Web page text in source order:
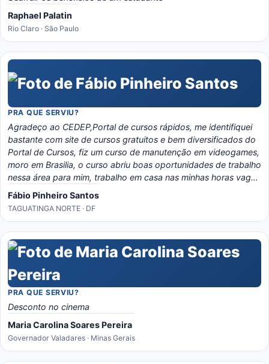
Raphael Palatin
Rio Claro · São Paulo
PRA QUE SERVIU?
Agradeço ao CEDEP,Portal de cursos rápidos, me identifiquei
bastante com site de cursos gratuitos e bem diversificados do
Portal de Cursos, fiz um curso de manutenção em videogames,
moro em Brasilia, o curso abriu boas oportunidades de trabalho
nessa área para mim, trabalho em casa nas minhas horas vagas
e o material é bem eladorado, separado por temas e matérias,
recomendo o portal, é instrutivo e traz conhecimento certo!
Fábio Pinheiro Santos
TAGUATINGA NORTE · DF
PRA QUE SERVIU?
Desconto no cinema
Maria Carolina Soares Pereira
Governador Valadares · Minas Gerais